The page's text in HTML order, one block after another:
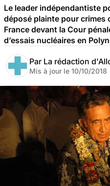
Le leader indépendantiste
déposé plainte pour
France devant la Cour
d’essais nucléaires en
Par La rédaction
Mis à jour le 10/10/2018